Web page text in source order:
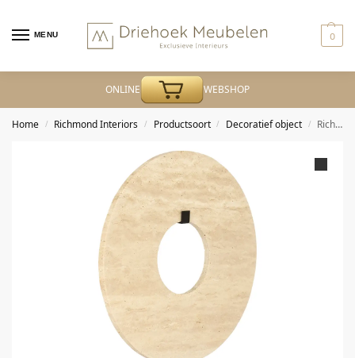
MENU 0
ONLINE WEBSHOP
Home / Richmond Interiors / Productsoort / Decoratief object / Richmond – Decoratief object Manou beige large